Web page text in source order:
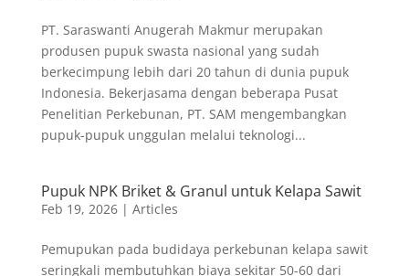
PT. Saraswanti Anugerah Makmur merupakan
produsen pupuk swasta nasional yang sudah
berkecimpung lebih dari 20 tahun di dunia pupuk
Indonesia. Bekerjasama dengan beberapa Pusat
Penelitian Perkebunan, PT. SAM mengembangkan
pupuk-pupuk unggulan melalui teknologi...
Pupuk NPK Briket & Granul untuk Kelapa Sawit
Feb 19, 2026| Articles
Pemupukan pada budidaya perkebunan kelapa sawit
seringkali membutuhkan biaya sekitar 50-60 dari